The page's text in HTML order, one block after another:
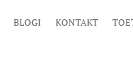
BLOGI KONTAKT